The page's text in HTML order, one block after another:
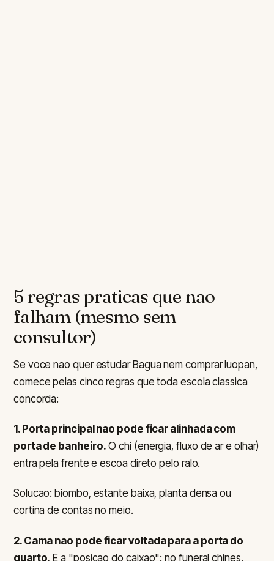
5 regras praticas que nao
falham (mesmo sem
consultor)
Se voce nao quer estudar Bagua nem comprar luopan,
comece pelas cinco regras que toda escola classica
concorda:
1. Porta principal nao pode ficar alinhada com
porta de banheiro. O chi (energia, fluxo de ar e olhar)
entra pela frente e escoa direto pelo ralo.
Solucao: biombo, estante baixa, planta densa ou
cortina de contas no meio.
2. Cama nao pode ficar voltada para a porta do
quarto. E a "posicao do caixao": no funeral chines,